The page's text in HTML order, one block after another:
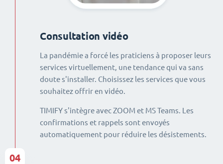
Consultation vidéo
La pandémie a forcé les praticiens à proposer leurs
services virtuellement, une tendance qui va sans
doute s'installer. Choisissez les services que vous
souhaitez offrir en vidéo.
TIMIFY s'intègre avec ZOOM et MS Teams. Les
confirmations et rappels sont envoyés
automatiquement pour réduire les désistements.
04